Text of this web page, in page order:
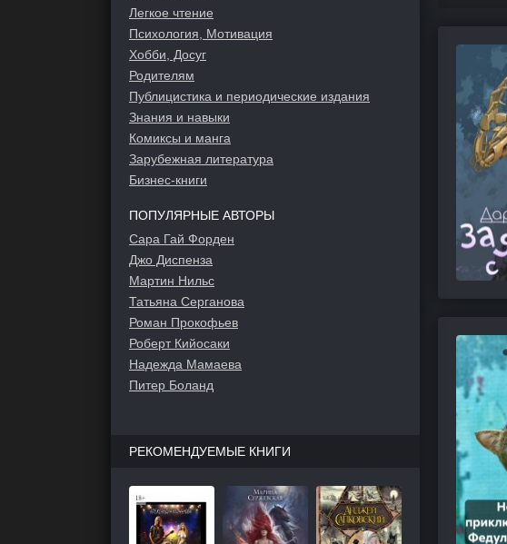
Легкое чтение
Психология, Мотивация
Хобби, Досуг
Родителям
Публицистика и периодические издания
Знания и навыки
Комиксы и манга
Зарубежная литература
Бизнес-книги
ПОПУЛЯРНЫЕ АВТОРЫ
Сара Гай Форден
Джо Диспенза
Мартин Нильс
Татьяна Серганова
Роман Прокофьев
Роберт Кийосаки
Надежда Мамаева
Питер Боланд
РЕКОМЕНДУЕМЫЕ КНИГИ